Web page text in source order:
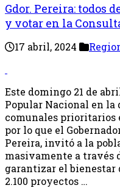
Gdor. Pereira: todos
y votar en la
17 abril, 2024
Este domingo 21 de
Popular Nacional en la
comunales prioritarios
por lo que el
Pereira, invitó a la
masivamente a través
garantizar el bienestar
2.100 proyectos …